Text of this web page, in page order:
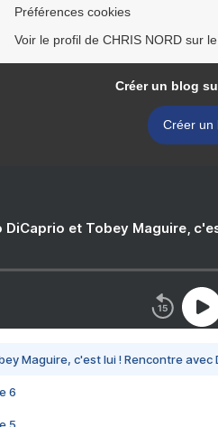
Préférences cookies
Voir le profil de CHRIS NORD sur
Créer un blog
Créer un
DiCaprio et Tobey Maguire,
Maguire, c'est lui ! Rencontre avec
6